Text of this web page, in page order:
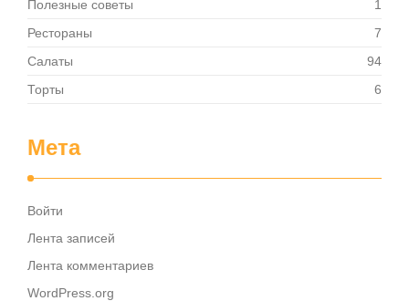
Полезные советы
1
Рестораны
7
Салаты
94
Торты
6
Мета
Войти
Лента записей
Лента комментариев
WordPress.org